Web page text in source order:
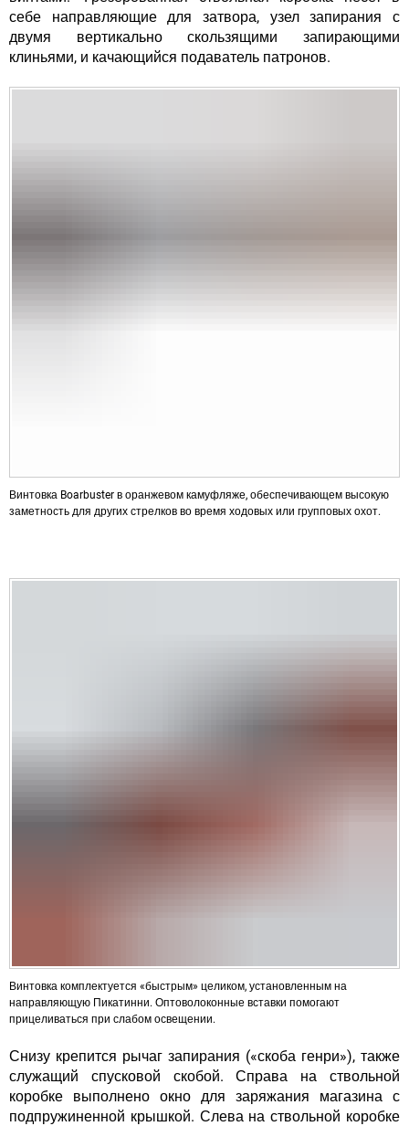
себе направляющие для затвора, узел запирания с
двумя вертикально скользящими запирающими
клиньями, и качающийся подаватель патронов.
Винтовка Boarbuster в оранжевом камуфляже, обеспечивающем высокую
заметность для других стрелков во время ходовых или групповых охот.
Винтовка комплектуется «быстрым» целиком, установленным на
направляющую Пикатинни. Оптоволоконные вставки помогают
прицеливаться при слабом освещении.
Снизу крепится рычаг запирания («скоба генри»), также
служащий спусковой скобой. Справа на ствольной
коробке выполнено окно для заряжания магазина с
подпружиненной крышкой. Слева на ствольной коробке